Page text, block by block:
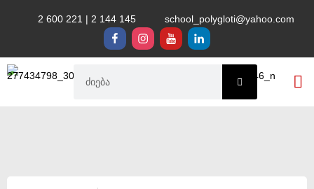
2 600 221 | 2 144 145 school_polygloti@yahoo.com